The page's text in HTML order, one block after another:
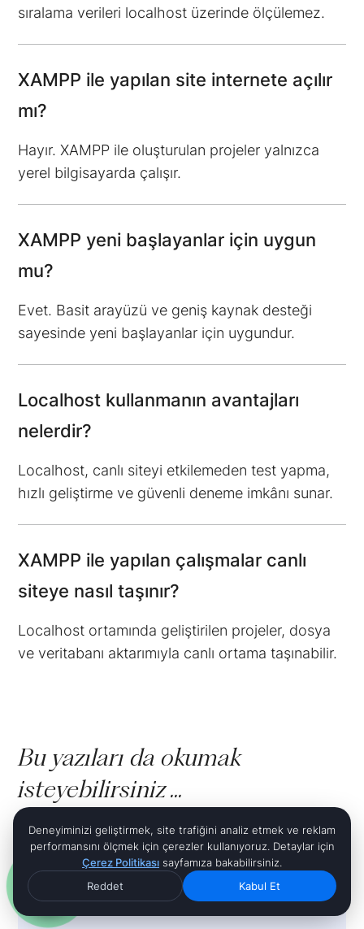
sıralama verileri localhost üzerinde ölçülemez.
XAMPP ile yapılan site internete açılır
mı?
Hayır. XAMPP ile oluşturulan projeler yalnızca
yerel bilgisayarda çalışır.
XAMPP yeni başlayanlar için uygun
mu?
Evet. Basit arayüzü ve geniş kaynak desteği
sayesinde yeni başlayanlar için uygundur.
Localhost kullanmanın avantajları
nelerdir?
Localhost, canlı siteyi etkilemeden test yapma,
hızlı geliştirme ve güvenli deneme imkânı sunar.
XAMPP ile yapılan çalışmalar canlı
siteye nasıl taşınır?
Localhost ortamında geliştirilen projeler, dosya
ve veritabanı aktarımıyla canlı ortama taşınabilir.
Bu yazıları da okumak
isteyebilirsiniz ...
Deneyiminizi geliştirmek, site trafiğini analiz etmek ve reklam
performansını ölçmek için çerezler kullanıyoruz. Detaylar için
Çerez Politikası sayfamıza bakabilirsiniz.
Reddet
Kabul Et